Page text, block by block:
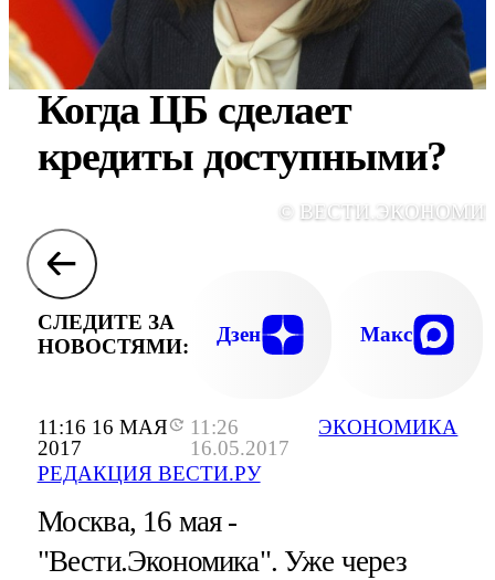
11:16 16 МАЯ
2017
11:26
16.05.2017
РЕДАКЦИЯ ВЕСТИ.РУ
ЭКОНОМИКА
Когда ЦБ сделает
кредиты доступными?
©
СЛЕДИТЕ ЗА
НОВОСТЯМИ:
Дзен Макс
Москва, 16 мая -
"Вести.Экономика".Уже через